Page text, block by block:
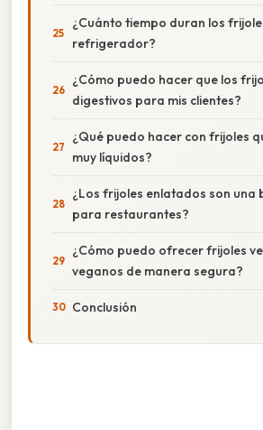
¿Cuánto tiempo duran los
refrigerador?
¿Cómo puedo hacer que los
digestivos para mis clientes?
¿Qué puedo hacer con frijoles
muy líquidos?
¿Los frijoles enlatados son una
para restaurantes?
¿Cómo puedo ofrecer frijoles
veganos de manera segura?
Conclusión